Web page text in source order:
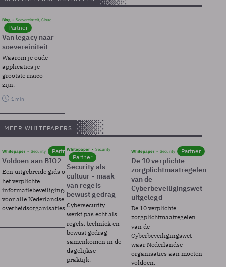
Blog Soevereinteit, Cloud
Partner
Van legacy naar
soevereiniteit
Waarom je oude
applicaties je
grootste risico
zijn.
1 min
MEER WHITEPAPERS
Whitepaper Security Partner
Voldoen aan BIO2
Een uitgebreide gids over BIO2,
het verplichte
informatiebeveiligingsframework
voor alle Nederlandse
overheidsorganisaties.
Whitepaper Security
Partner
Security als
cultuur - maak
van regels
bewust gedrag
Cybersecurity
werkt pas echt als
regels, techniek en
bewust gedrag
samenkomen in de
dagelijkse
praktijk.
Whitepaper Security Partner
De 10 verplichte
zorgplichtmaatregelen
van de
Cyberbeveiligingswet
uitgelegd
De 10 verplichte
zorgplichtmaatregelen
van de
Cyberbeveiligingswet
waar Nederlandse
organisaties aan moeten
voldoen.